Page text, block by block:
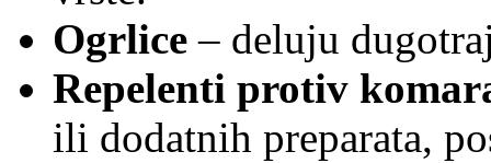
Ogrlice – deluju
Repelenti protiv
ili dodatnih preparata,